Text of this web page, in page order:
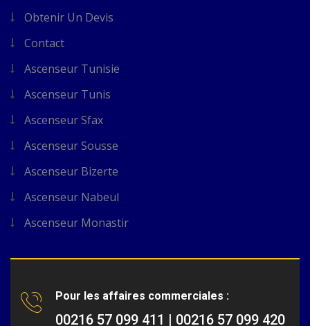
Obtenir Un Devis
Contact
Ascenseur Tunisie
Ascenseur Tunis
Ascenseur Sfax
Ascenseur Sousse
Ascenseur Bizerte
Ascenseur Nabeul
Ascenseur Monastir
Pour les affaires commerciales :
00216 57 099 411 | 00216 57 099 420